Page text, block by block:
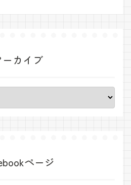
ーカイブ
ページ